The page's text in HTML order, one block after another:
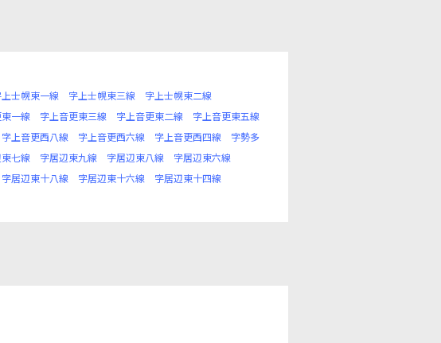
上士幌東一線 字上士幌東三線
字上士幌東二線
一線 字上音更東三線 字上音更東二線
字上音更東五線
字上音更西八線 字上音更西六線 字上音更西四線
字勢多
七線 字居辺東九線 字居辺東八線
字居辺東六線
字居辺東十八線 字居辺東十六線
字居辺東十四線